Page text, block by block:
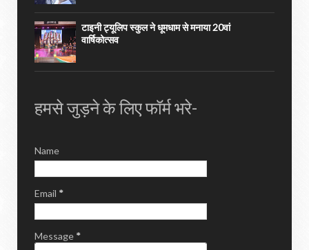
टाइनी ट्यूलिप स्कुल ने धूमधाम से मनाया 20वां
वार्षिकोत्सव
हमसे जुड़ने के लिए फॉर्म भरे-
Name
Email *
Message *